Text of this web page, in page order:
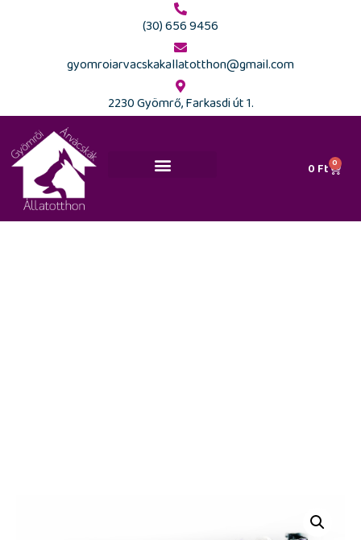
(30) 656 9456
gyomroiarvacskakallatotthon@gmail.com
2230 Gyömrő, Farkasdi út 1.
0 Ft 0